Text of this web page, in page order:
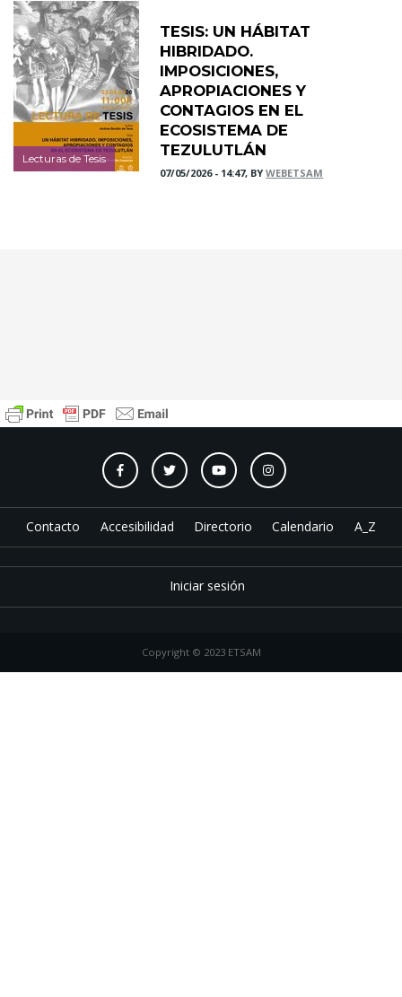
Lecturas de Tesis
TESIS: UN HÁBITAT
HIBRIDADO.
IMPOSICIONES,
APROPIACIONES Y
CONTAGIOS EN EL
ECOSISTEMA DE
TEZULUTLÁN
07/05/2026 - 14:47, BYWEBETSAM
Contacto Accesibilidad Directorio Calendario A_Z
Iniciar sesión
Copyright © 2023 ETSAM